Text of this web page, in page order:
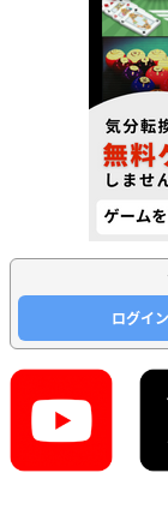
ログイン